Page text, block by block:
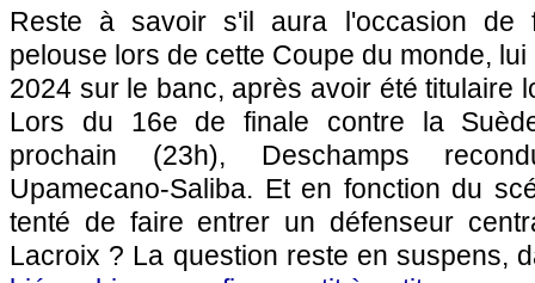
Reste à savoir s'il aura l'occasion de
pelouse lors de cette Coupe du monde,
2024 sur le banc, après avoir été titulaire
Lors du 16e de finale contre la
prochain (23h), Deschamps
Upamecano-Saliba. Et en fonction du
tenté de faire entrer un défenseur
Lacroix ? La question reste en suspens,